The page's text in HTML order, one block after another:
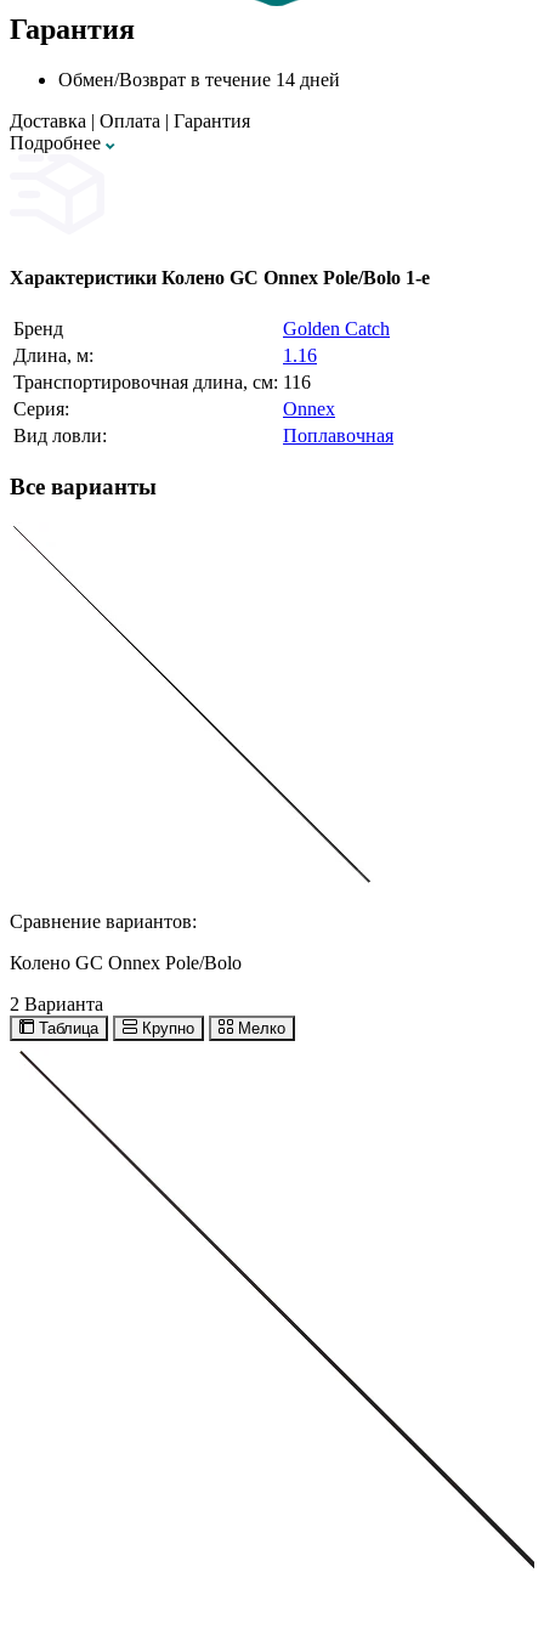
Гарантия
Обмен/Возврат в течение 14 дней
Доставка | Оплата | Гарантия
Подробнее
Характеристики Колено GC Onnex Pole/Bolo 1-е
Бренд
Golden Catch
Длина, м:
1.16
Транспортировочная длина, см: 116
Серия:
Onnex
Вид ловли:
Поплавочная
Все варианты
Сравнение вариантов:
Колено GC Onnex Pole/Bolo
2 Варианта
Таблица Крупно Мелко